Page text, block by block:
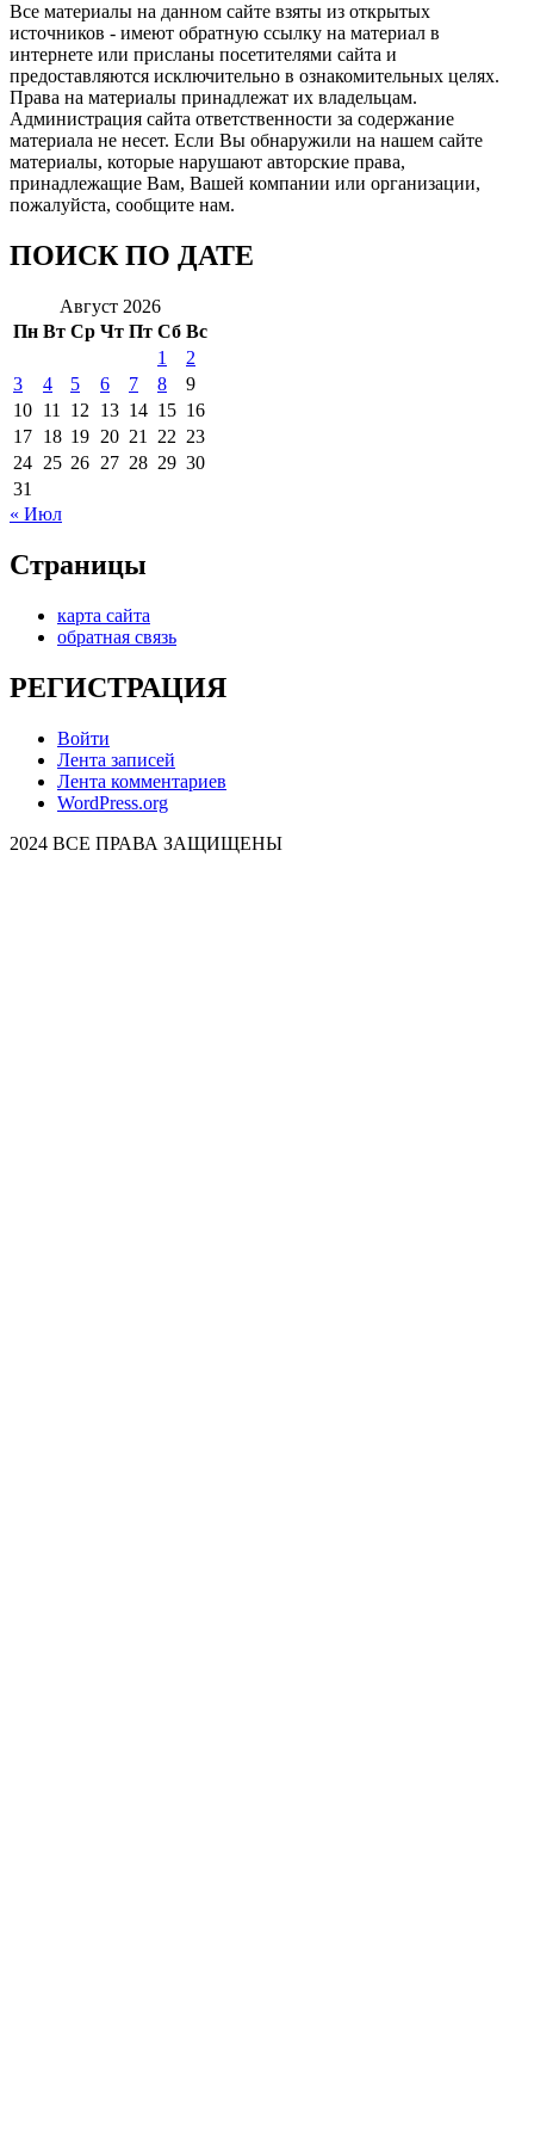
Все материалы на данном сайте взяты из открытых
источников - имеют обратную ссылку на материал в
интернете или присланы посетителями сайта и
предоставляются исключительно в ознакомительных целях.
Права на материалы принадлежат их владельцам.
Администрация сайта ответственности за содержание
материала не несет. Если Вы обнаружили на нашем сайте
материалы, которые нарушают авторские права,
принадлежащие Вам, Вашей компании или организации,
пожалуйста, сообщите нам.
ПОИСК ПО ДАТЕ
Август 2026
Пн Вт Ср Чт Пт Сб Вс
1
2
3
4 5 6 7 8
9
10 11 12 13 14 15 16
17 18 19 20 21 22 23
24 25 26 27 28 29 30
31
« Июл
Страницы
карта сайта
обратная связь
РЕГИСТРАЦИЯ
Войти
Лента записей
Лента комментариев
WordPress.org
2024 ВСЕ ПРАВА ЗАЩИЩЕНЫ